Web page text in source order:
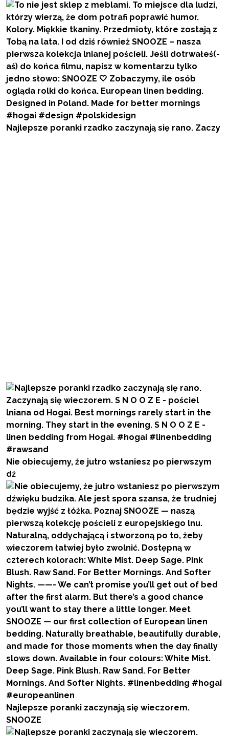
Najlepsze poranki rzadko zaczynają się rano. Zaczy
Nie obiecujemy, że jutro wstaniesz po pierwszym
dź
Najlepsze poranki zaczynają się wieczorem.
SNOOZE